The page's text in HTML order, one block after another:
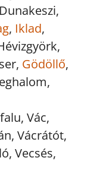
, Iklad,
Gödöllő,
Vác,
Vácrátót,
Vecsés,